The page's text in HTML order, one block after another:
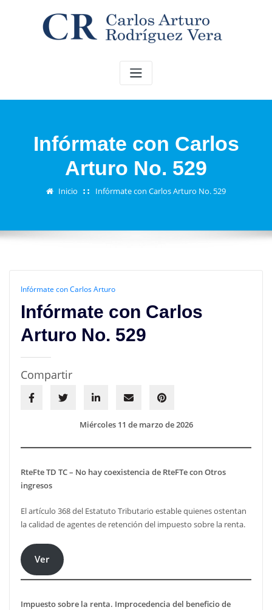
Infórmate con Carlos
Arturo No. 529
Inicio Infórmate con Carlos Arturo No. 529
Infórmate con Carlos Arturo
Infórmate con Carlos
Arturo No. 529
Compartir
Miércoles 11 de marzo de 2026
RteFte TD TC – No hay coexistencia de RteFTe con Otros
ingresos
El artículo 368 del Estatuto Tributario estable quienes ostentan
la calidad de agentes de retención del impuesto sobre la renta.
Ver
Impuesto sobre la renta. Improcedencia del beneficio de